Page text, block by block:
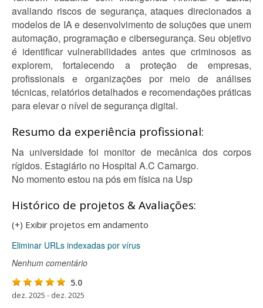
avaliando riscos de segurança, ataques direcionados a
modelos de IA e desenvolvimento de soluções que unem
automação, programação e cibersegurança. Seu objetivo
é identificar vulnerabilidades antes que criminosos as
explorem, fortalecendo a proteção de empresas,
profissionais e organizações por meio de análises
técnicas, relatórios detalhados e recomendações práticas
para elevar o nível de segurança digital.
Resumo da experiência profissional:
Na universidade foi monitor de mecânica dos corpos
rígidos. Estagiário no Hospital A.C Camargo.
No momento estou na pós em física na Usp
Histórico de projetos & Avaliações:
(+) Exibir projetos em andamento
Eliminar URLs indexadas por vírus
Nenhum comentário
5.0
dez. 2025 - dez. 2025